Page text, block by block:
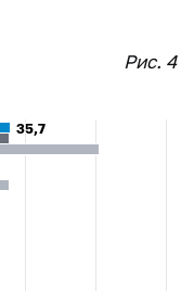
Рис. 4
35,7
35,7